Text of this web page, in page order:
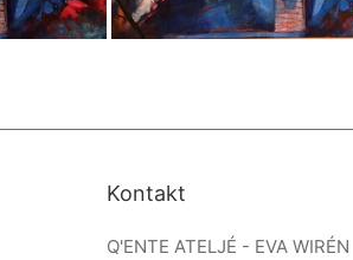
Kontakt
Q'ENTE ATELJÉ - EVA WIRÉN